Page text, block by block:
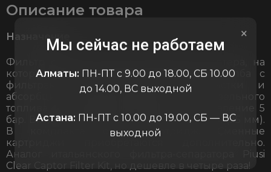
Описание товара
Назначение
Фильтр состоит из алюминиевого адаптера, на
который устанавливается прозрачная колба с
фильтрами для механической очистки и
абсорбции (удаления) влаги из дизельного
топлива и сливным клапаном. Макс давление 5
бар. Входное/выходное отверстие 1 дюйм (25 мм).
В комплекте один картридж. Сменные
картриджи приобретаются дополнительно.
Аналог итальянского фильтра-сепаратора Piusi
Clear Captor Filter Kit, но дешевле в четыре раза!
×
Мы сейчас не работаем
Алматы: ПН-ПТ с 9.00 до 18.00, СБ 10.00
до 14.00, ВС выходной
Астана: ПН-ПТ с 10.00 до 19.00, СБ — ВС
выходной